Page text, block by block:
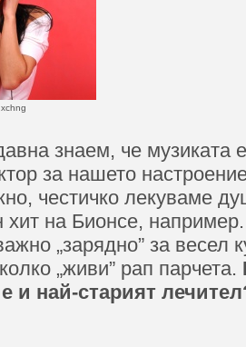
знаем, че музиката
за нашето
честичко лекуваме
хит на Бионсе,
„зарядно” за весел
„живи” рап парчета.
и най-старият